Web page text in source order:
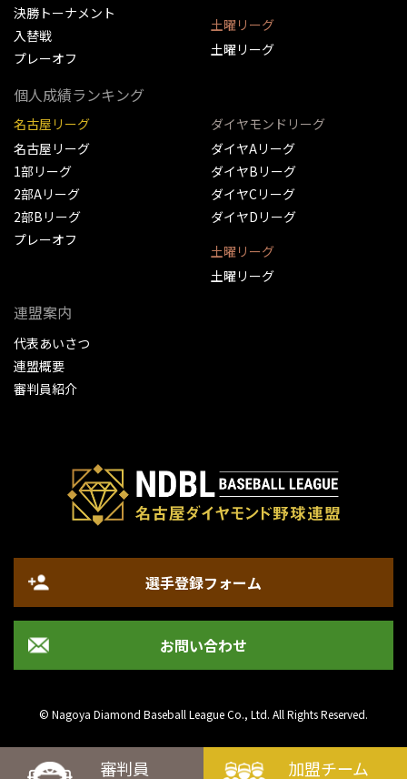
審判員 加盟チーム
決勝トーナメント
入替戦
プレーオフ
土曜リーグ
土曜リーグ
個人成績ランキング
名古屋リーグ
名古屋リーグ
1部リーグ
2部Aリーグ
2部Bリーグ
プレーオフ
ダイヤモンドリーグ
ダイヤAリーグ
ダイヤBリーグ
ダイヤCリーグ
ダイヤDリーグ
土曜リーグ
土曜リーグ
連盟案内
代表あいさつ
連盟概要
審判員紹介
選手登録フォーム
お問い合わせ
© Nagoya Diamond Baseball League Co., Ltd. All Rights Reserved.